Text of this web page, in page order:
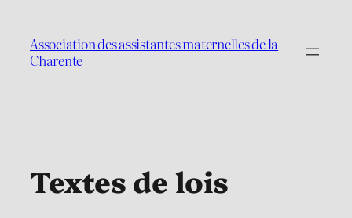
contenu
Association des assistantes maternelles de la
Charente
Textes de lois